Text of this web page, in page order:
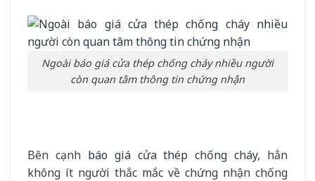
Ngoài báo giá cửa thép chống cháy nhiều người
còn quan tâm thông tin chứng nhận
Bên cạnh báo giá cửa thép chống cháy, hẳn
không ít người thắc mắc về chứng nhận chống